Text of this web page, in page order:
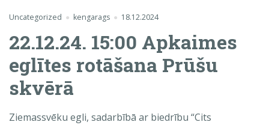
Uncategorized kengarags 18.12.2024
22.12.24. 15:00 Apkaimes
eglītes rotāšana Prūšu
skvērā
Ziemassvēku egli, sadarbībā ar biedrību “Cits